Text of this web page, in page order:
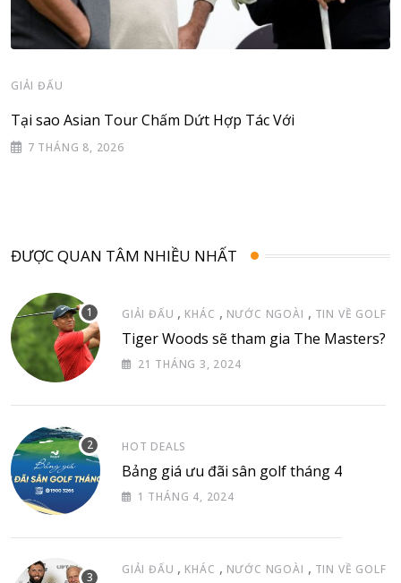
GIẢI ĐẤU
Tại sao Asian Tour Chấm Dứt Hợp Tác Với
7 THÁNG 8, 2026
ĐƯỢC QUAN TÂM NHIỀU NHẤT
GIẢI ĐẤU , KHÁC , NƯỚC NGOÀI , TIN VỀ GOLF
Tiger Woods sẽ tham gia The Masters?
21 THÁNG 3, 2024
HOT DEALS
Bảng giá ưu đãi sân golf tháng 4
1 THÁNG 4, 2024
GIẢI ĐẤU , KHÁC , NƯỚC NGOÀI , TIN VỀ GOLF